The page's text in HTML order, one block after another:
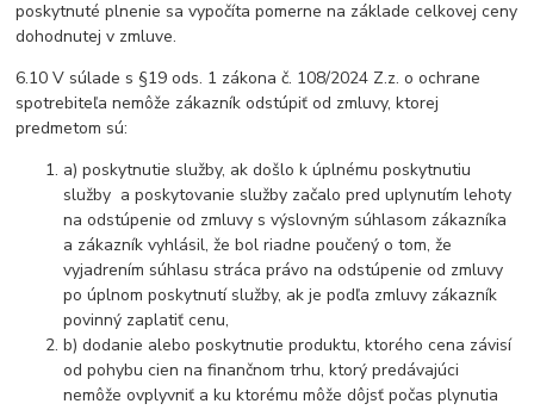
poskytnuté plnenie sa vypočíta pomerne na základe celkovej ceny
dohodnutej v zmluve.
6.10 V súlade s §19 ods. 1 zákona č. 108/2024 Z.z. o ochrane
spotrebiteľa nemôže zákazník odstúpiť od zmluvy, ktorej
predmetom sú:
a) poskytnutie služby, ak došlo k úplnému poskytnutiu
služby a poskytovanie služby začalo pred uplynutím lehoty
na odstúpenie od zmluvy s výslovným súhlasom zákazníka
a zákazník vyhlásil, že bol riadne poučený o tom, že
vyjadrením súhlasu stráca právo na odstúpenie od zmluvy
po úplnom poskytnutí služby, ak je podľa zmluvy zákazník
povinný zaplatiť cenu,
b) dodanie alebo poskytnutie produktu, ktorého cena závisí
od pohybu cien na finančnom trhu, ktorý predávajúci
nemôže ovplyvniť a ku ktorému môže dôjsť počas plynutia